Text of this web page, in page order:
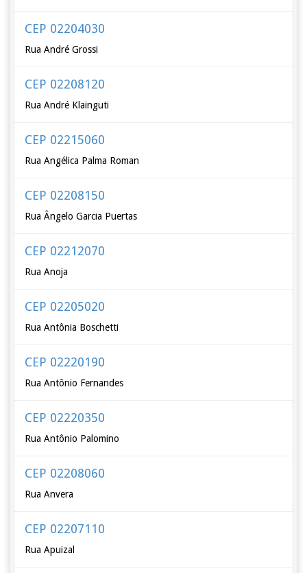
CEP 02204030
Rua André Grossi
CEP 02208120
Rua André Klainguti
CEP 02215060
Rua Angélica Palma Roman
CEP 02208150
Rua Ângelo Garcia Puertas
CEP 02212070
Rua Anoja
CEP 02205020
Rua Antônia Boschetti
CEP 02220190
Rua Antônio Fernandes
CEP 02220350
Rua Antônio Palomino
CEP 02208060
Rua Anvera
CEP 02207110
Rua Apuizal